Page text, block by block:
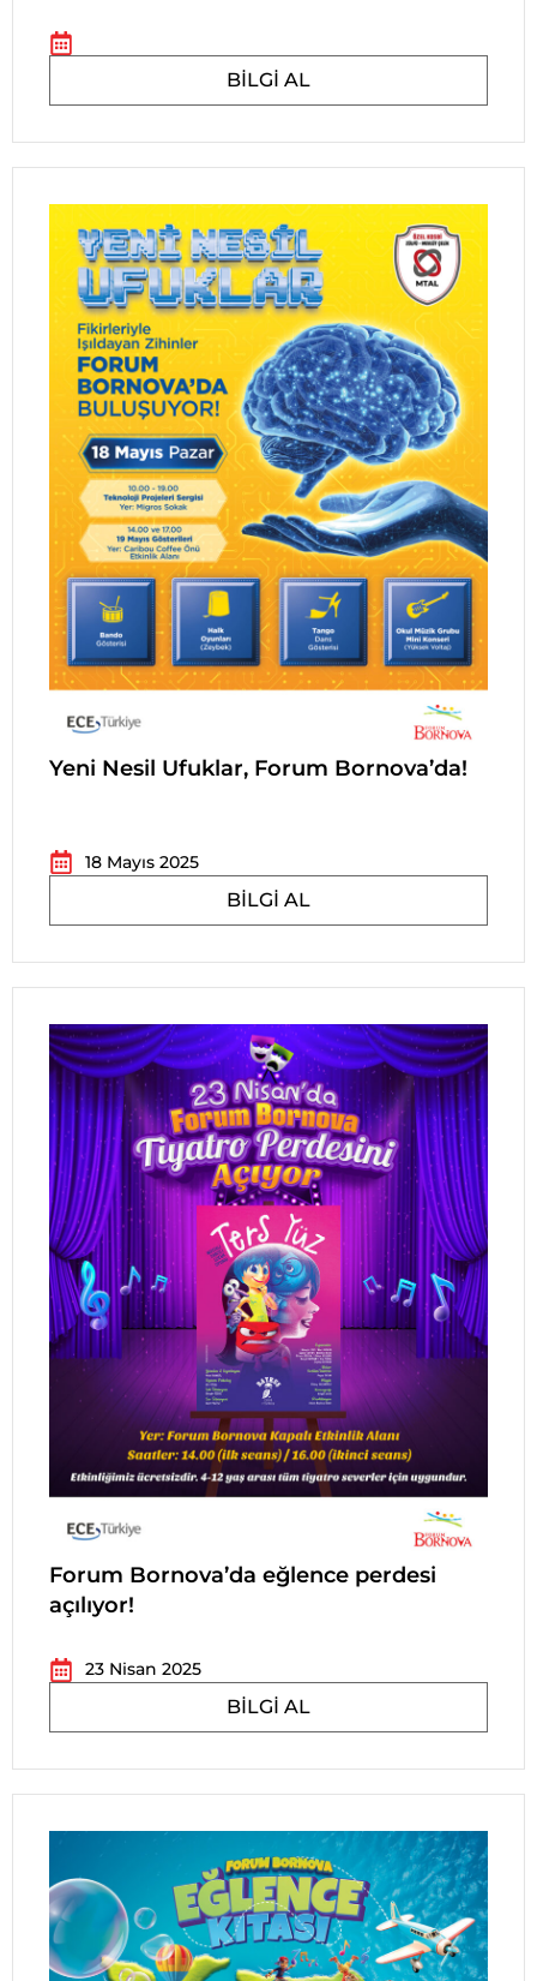
BILGI AL
Yeni Nesil Ufuklar, Forum Bornova’da!
18 Mayıs 2025
BILGI AL
Forum Bornova’da eğlence perdesi
açılıyor!
23 Nisan 2025
BILGI AL